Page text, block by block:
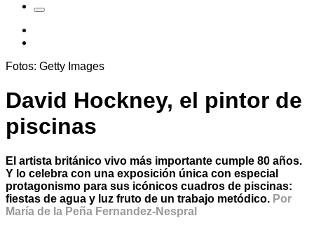
Fotos: Getty Images
David Hockney, el pintor de
piscinas
El artista británico vivo más importante cumple 80 años.
Y lo celebra con una exposición única con especial
protagonismo para sus icónicos cuadros de piscinas:
fiestas de agua y luz fruto de un trabajo metódico. Por
María de la Peña Fernandez-Nespral